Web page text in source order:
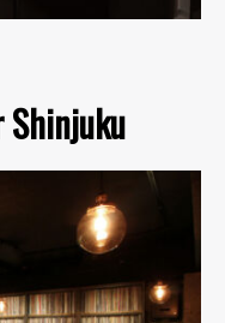
Shinjuku